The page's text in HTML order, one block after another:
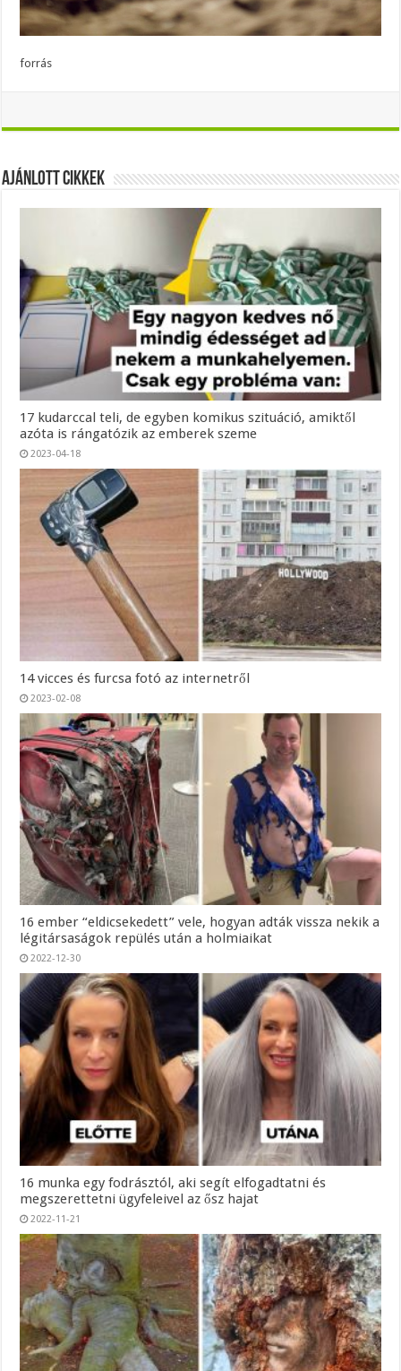
forrás
Ajánlott Cikkek
17 kudarccal teli, de egyben komikus szituáció, amiktől
azóta is rángatózik az emberek szeme
2023-04-18
14 vicces és furcsa fotó az internetről
2023-02-08
16 ember “eldicsekedett” vele, hogyan adták vissza nekik a
légitársaságok repülés után a holmiaikat
2022-12-30
16 munka egy fodrásztól, aki segít elfogadtatni és
megszerettetni ügyfeleivel az ősz hajat
2022-11-21